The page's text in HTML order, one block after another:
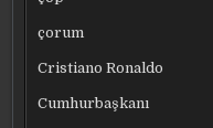
çorum
Cristiano Ronaldo
Cumhurbaşkanı